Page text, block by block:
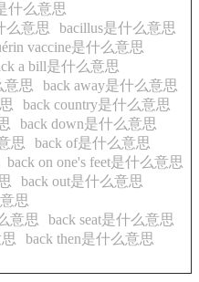
什么意思
么意思
bacillus是什么意思
vaccine是什么意思
a bill是什么意思
意思
back away是什么意思
back country是什么意思
back down是什么意思
思
back of是什么意思
back on one's feet是什么意思
back out是什么意思
思
意思
back seat是什么意思
back then是什么意思